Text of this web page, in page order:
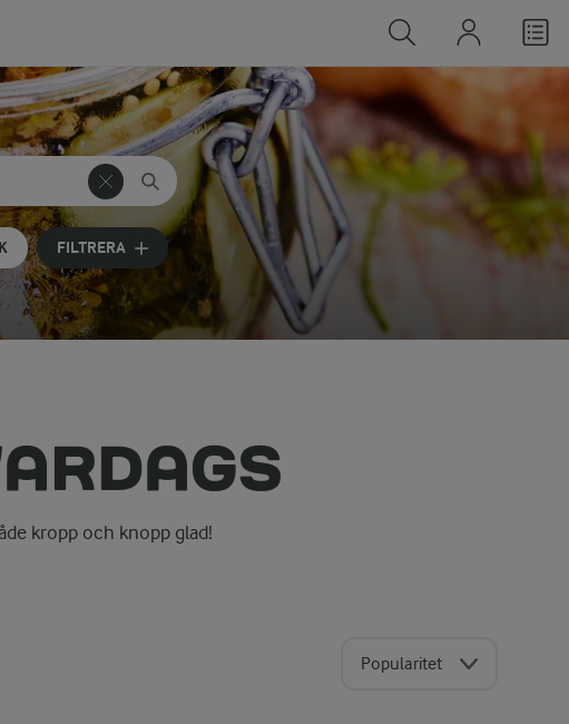
FILTRERA
kropp och knopp glad!
Popularitet